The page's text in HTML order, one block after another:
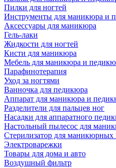
Пилки для ногтей
Инструменты для маникюра и
Аксессуары для маникюра
Гель-лаки
Жидкости для ногтей
Кисти для маникюра
Мебель для маникюра и
Парафинотерапия
Уход за ногтями
Ванночка для педикюра
Аппарат для маникюра и
Разделители для пальцев ног
Насадки для аппаратного
Настольный пылесос для
Стерилизатор для маникюрных
Электроварежки
Товары для дома и авто
Воздушный фильтр